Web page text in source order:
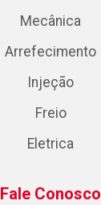
Mecânica
Arrefecimento
Injeção
Freio
Eletrica
Fale Conosco